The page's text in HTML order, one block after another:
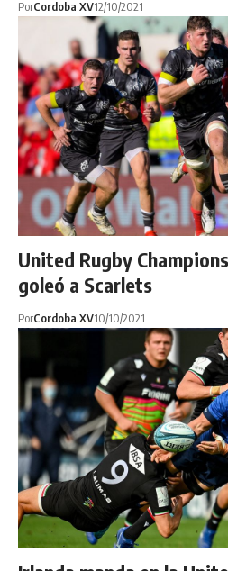
PorCordoba XV12/10/2021
United Rugby
goleó a Scarlets
PorCordoba XV10/10/2021